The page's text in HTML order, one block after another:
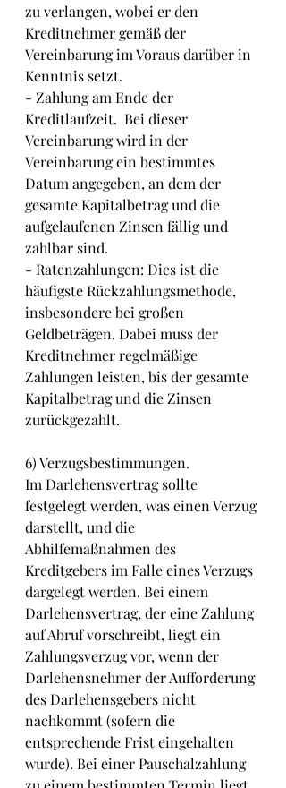
zu verlangen, wobei er den
Kreditnehmer gemäß der
Vereinbarung im Voraus darüber in
Kenntnis setzt.
- Zahlung am Ende der
Kreditlaufzeit.  Bei dieser
Vereinbarung wird in der
Vereinbarung ein bestimmtes
Datum angegeben, an dem der
gesamte Kapitalbetrag und die
aufgelaufenen Zinsen fällig und
zahlbar sind.
- Ratenzahlungen: Dies ist die
häufigste Rückzahlungsmethode,
insbesondere bei großen
Geldbeträgen. Dabei muss der
Kreditnehmer regelmäßige
Zahlungen leisten, bis der gesamte
Kapitalbetrag und die Zinsen
zurückgezahlt.
6) Verzugsbestimmungen.
Im Darlehensvertrag sollte
festgelegt werden, was einen Verzug
darstellt, und die
Abhilfemaßnahmen des
Kreditgebers im Falle eines Verzugs
dargelegt werden. Bei einem
Darlehensvertrag, der eine Zahlung
auf Abruf vorschreibt, liegt ein
Zahlungsverzug vor, wenn der
Darlehensnehmer der Aufforderung
des Darlehensgebers nicht
nachkommt (sofern die
entsprechende Frist eingehalten
wurde). Bei einer Pauschalzahlung